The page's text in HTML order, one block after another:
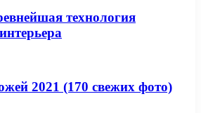
технология
2021 (170 свежих фото)